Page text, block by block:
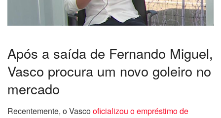
Após a saída de Fernando Miguel,
Vasco procura um novo goleiro no
mercado
Recentemente, o Vascooficializou o empréstimo de